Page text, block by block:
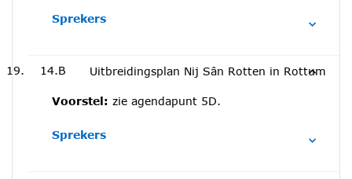
Sprekers
14.B Uitbreidingsplan Nij Sân Rotten in Rottum
Voorstel: zie agendapunt 5D.
Sprekers